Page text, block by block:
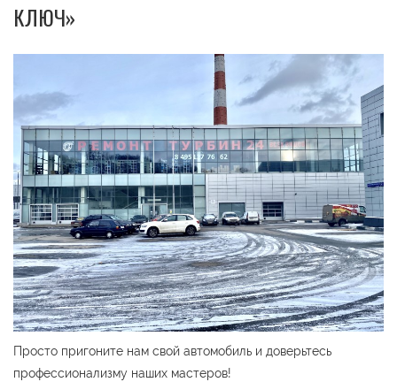
КЛЮЧ»
Просто пригоните нам свой автомобиль и доверьтесь
профессионализму наших мастеров!